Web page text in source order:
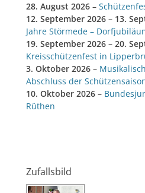
28. August 2026 –
12. September 2026 – 13.
Jahre Störmede –
19. September 2026 – 20.
Kreisschützenfest in
3. Oktober 2026 –
Abschluss der
10. Oktober 2026 –
Rüthen
Zufallsbild